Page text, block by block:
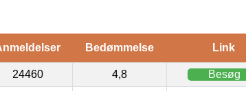
Bedømmelse Link
24460 4,8 Besøg